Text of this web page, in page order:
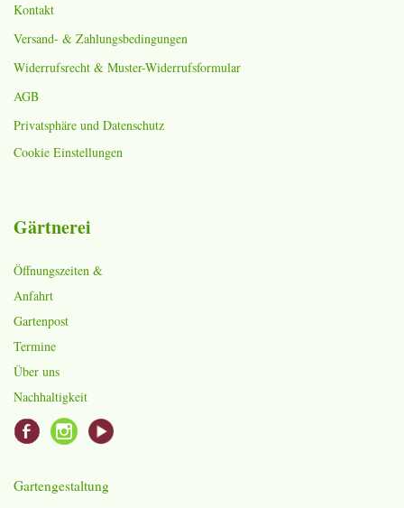
Kontakt
Versand- & Zahlungsbedingungen
Widerrufsrecht & Muster-Widerrufsformular
AGB
Privatsphäre und Datenschutz
Cookie Einstellungen
Gärtnerei
Öffnungszeiten &
Anfahrt
Gartenpost
Termine
Über uns
Nachhaltigkeit
Gartengestaltung